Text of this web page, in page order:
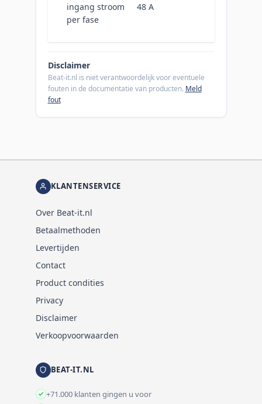
ingang stroom
per fase
48 A
Disclaimer
Beat-it.nl is niet verantwoordelijk voor eventuele
fouten in de documentatie van producten. Meld
fout
KLANTENSERVICE
Over Beat-it.nl
Betaalmethoden
Levertijden
Contact
Product condities
Privacy
Disclaimer
Verkoopvoorwaarden
BEAT-IT.NL
+71.000 klanten gingen u voor